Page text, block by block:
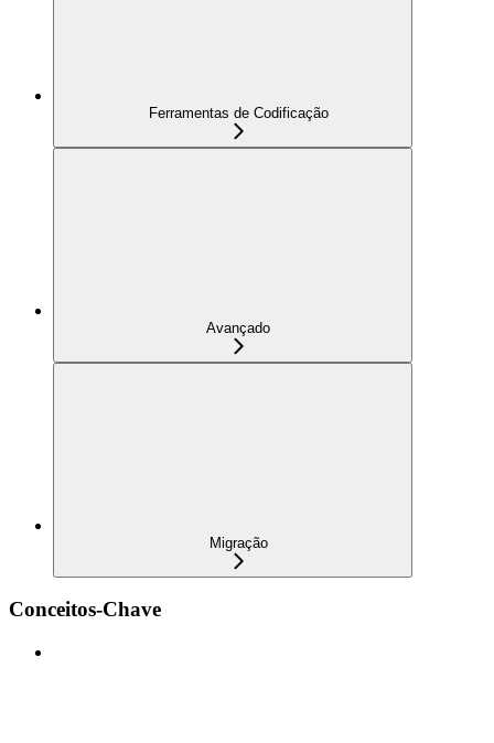
Ferramentas de Codificação
Avançado
Migração
Conceitos-Chave